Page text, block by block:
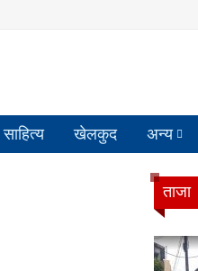
साहित्य खेलकुद अन्य
ताजा